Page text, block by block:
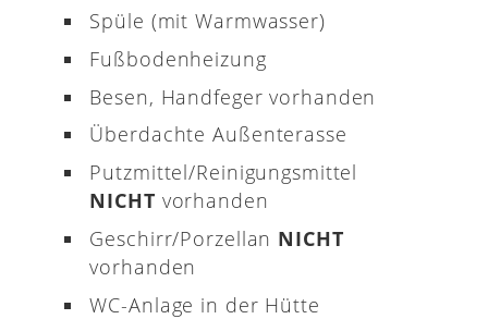
Spüle (mit Warmwasser)
Fußbodenheizung
Besen, Handfeger vorhanden
Überdachte Außenterasse
Putzmittel/Reinigungsmittel
NICHT vorhanden
Geschirr/Porzellan NICHT
vorhanden
WC-Anlage in der Hütte